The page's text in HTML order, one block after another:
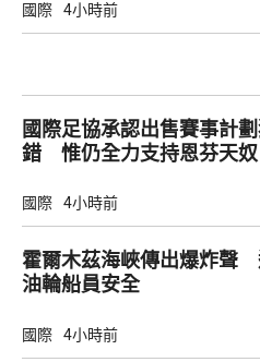
國際 4小時前
國際足協承認出售賽事計
錯 惟仍全力支持恩芬天奴
國際 4小時前
霍爾木茲海峽傳出爆炸聲
油輪船員安全
國際 4小時前